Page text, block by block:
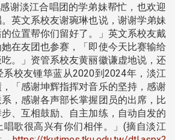
谢淡江合唱团的学弟妹帮忙，也欢迎
英文系校友谢琬琳也说，谢谢学弟妹
位置帮你们留好了。」英文系校友戴
在友团也参赛，「即使今天比赛输给
。」资管系校友黄丽徽谦虚地说，还
校友锺筚蓝从2020到2024年，淡江
「感谢坤辉指挥对音乐的坚持，感谢
，感谢各声部长掌握团员的出席，比
、互相鼓励、自主加练，自动自发的
歌很高兴有你们相伴。」(摘自淡江